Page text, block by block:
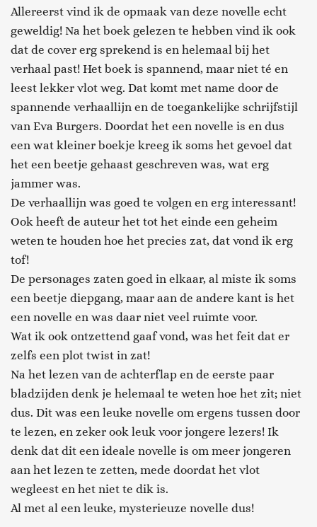
Allereerst vind ik de opmaak van deze novelle echt
geweldig! Na het boek gelezen te hebben vind ik ook
dat de cover erg sprekend is en helemaal bij het
verhaal past! Het boek is spannend, maar niet té en
leest lekker vlot weg. Dat komt met name door de
spannende verhaallijn en de toegankelijke schrijfstijl
van Eva Burgers. Doordat het een novelle is en dus
een wat kleiner boekje kreeg ik soms het gevoel dat
het een beetje gehaast geschreven was, wat erg
jammer was.
De verhaallijn was goed te volgen en erg interessant!
Ook heeft de auteur het tot het einde een geheim
weten te houden hoe het precies zat, dat vond ik erg
tof!
De personages zaten goed in elkaar, al miste ik soms
een beetje diepgang, maar aan de andere kant is het
een novelle en was daar niet veel ruimte voor.
Wat ik ook ontzettend gaaf vond, was het feit dat er
zelfs een plot twist in zat!
Na het lezen van de achterflap en de eerste paar
bladzijden denk je helemaal te weten hoe het zit; niet
dus. Dit was een leuke novelle om ergens tussen door
te lezen, en zeker ook leuk voor jongere lezers! Ik
denk dat dit een ideale novelle is om meer jongeren
aan het lezen te zetten, mede doordat het vlot
wegleest en het niet te dik is.
Al met al een leuke, mysterieuze novelle dus!